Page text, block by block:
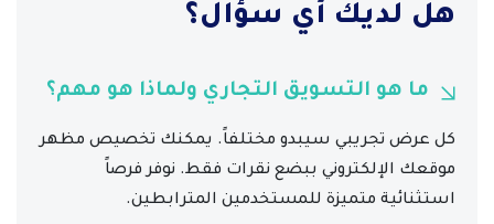
هل لديك أي سؤال؟
ما هو التسويق التجاري ولماذا هو مهم؟
كل عرض تجريبي سيبدو مختلفاً. يمكنك تخصيص مظهر
موقعك الإلكتروني ببضع نقرات فقط. نوفر فرصاً
استثنائية متميزة للمستخدمين المترابطين.